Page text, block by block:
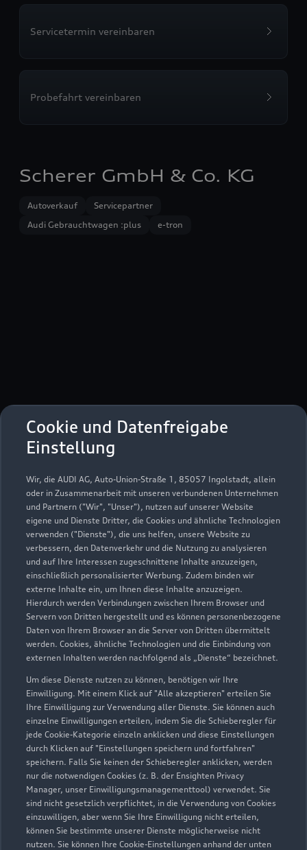
Cookie und Datenfreigabe
Einstellung
Wir, die AUDI AG, Auto-Union-Straße 1, 85057 Ingolstadt, allein
oder in Zusammenarbeit mit unseren verbundenen Unternehmen
und Partnern ("Wir", "Unser"), nutzen auf unserer Website
eigene und Dienste Dritter, die Cookies und ähnliche Technologien
verwenden ("Dienste"), die uns helfen, unsere Website zu
verbessern, den Datenverkehr und die Nutzung zu analysieren
und auf Ihre Interessen zugeschnittene Inhalte anzuzeigen,
einschließlich personalisierter Werbung. Zudem binden wir
externe Inhalte ein, um Ihnen diese Inhalte anzuzeigen.
Hierdurch werden Verbindungen zwischen Ihrem Browser und
Servern von Dritten hergestellt und es können personenbezogene
Daten von Ihrem Browser an die Server von Dritten übermittelt
werden. Cookies, ähnliche Technologien und die Einbindung von
externen Inhalten werden nachfolgend als „Dienste“ bezeichnet.
Um diese Dienste nutzen zu können, benötigen wir Ihre
Einwilligung. Mit einem Klick auf "Alle akzeptieren" erteilen Sie
Ihre Einwilligung zur Verwendung aller Dienste. Sie können auch
einzelne Einwilligungen erteilen, indem Sie die Schieberegler für
jede Cookie-Kategorie einzeln anklicken und diese Einstellungen
durch Klicken auf "Einstellungen speichern und fortfahren"
speichern. Falls Sie keinen der Schieberegler anklicken, werden
nur die notwendigen Cookies (z. B. der Ensighten Privacy
Manager, unser Einwilligungsmanagementtool) verwendet. Sie
sind nicht gesetzlich verpflichtet, in die Verwendung von Cookies
einzuwilligen, aber wenn Sie Ihre Einwilligung nicht erteilen,
können Sie bestimmte unserer Dienste möglicherweise nicht
nutzen. Sie können Ihre Cookie-Einstellungen anhand der unten
Servicetermin vereinbaren
Probefahrt vereinbaren
Scherer GmbH & Co. KG
Autoverkauf
Servicepartner
Audi Gebrauchtwagen :plus
e-tron
Koblenzer Straße 103
55469 Simmern
06761 8340
ServiceInfo.SIM@scherer-gruppe.de
Kontaktdaten herunterladen
Öffnungszeiten
Geschlossen
öffnet am Montag 07:30
Verkauf
Geschlossen,öffnet amMontag 08:30